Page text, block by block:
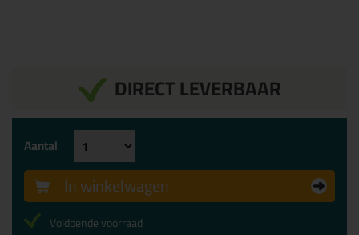
DIRECT LEVERBAAR
Aantal
In winkelwagen
Voldoende voorraad